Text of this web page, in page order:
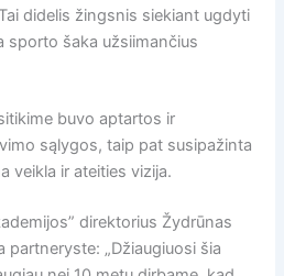
didelis žingsnis siekiant ugdyti
sporto šaka užsiimančius
buvo aptartos ir
sąlygos, taip pat susipažinta
veikla ir ateities vizija.
direktorius Žydrūnas
partneryste: „Džiaugiuosi šia